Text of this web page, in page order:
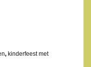
, kinderfeest met